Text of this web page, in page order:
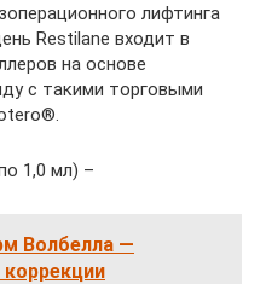
лифтинга
Restilane входит в
на основе
с такими торговыми
1,0 мл) –
Волбелла —